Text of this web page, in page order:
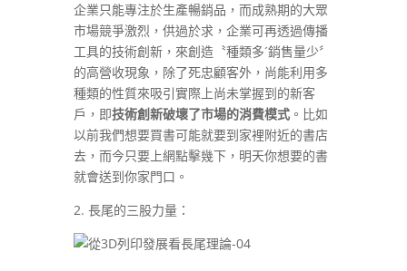
企業只能專注於生產暢銷品，而成熟期的大眾
市場競爭激烈，供過於求，企業可再透過傳播
工具的技術創新，來創造〝種類多´銷售量少〞
的高營收現象，除了死忠顧客外，尚能利用多
種類的性質來吸引實際上尚未掌握到的新客
戶，即技術創新破壞了市場的消費模式。比如
以前我們想要買書可能就要到家裡附近的書店
去，而今只要上網點擊幾下，明天你想要的書
就會送到你家門口。
2. 長尾的三股力量：